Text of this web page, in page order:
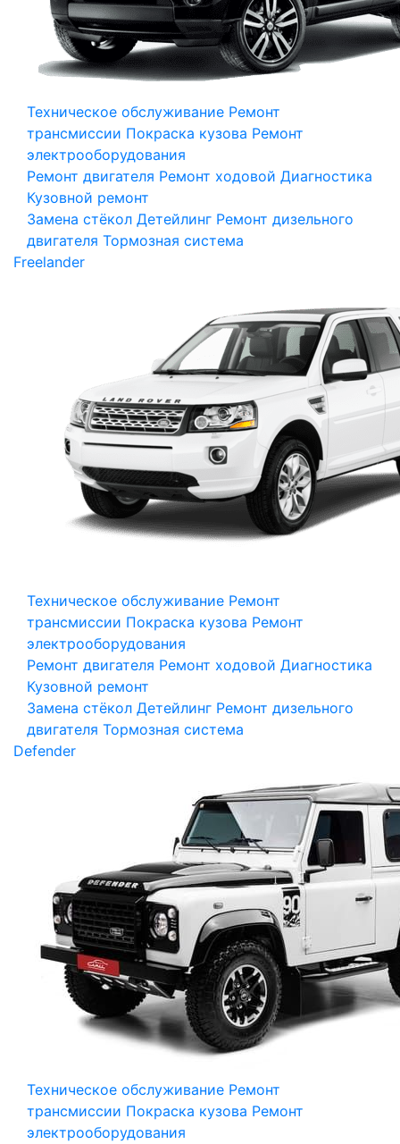
Техническое обслуживание Ремонт
трансмиссии Покраска кузова Ремонт
электрооборудования
Ремонт двигателя Ремонт ходовой Диагностика
Кузовной ремонт
Замена стёкол Детейлинг Ремонт дизельного
двигателя Тормозная система
Freelander
Техническое обслуживание Ремонт
трансмиссии Покраска кузова Ремонт
электрооборудования
Ремонт двигателя Ремонт ходовой Диагностика
Кузовной ремонт
Замена стёкол Детейлинг Ремонт дизельного
двигателя Тормозная система
Defender
Техническое обслуживание Ремонт
трансмиссии Покраска кузова Ремонт
электрооборудования